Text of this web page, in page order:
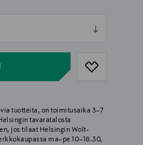
tuotteita, on toimitusaika 3–7
tavaratalosta
jos tilaat Helsingin Wolt-
ma–pe 10–18.30,